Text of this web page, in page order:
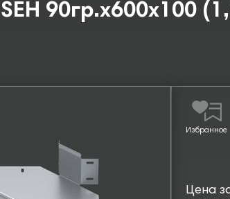
90гр.х600х100
Избранное
Цена